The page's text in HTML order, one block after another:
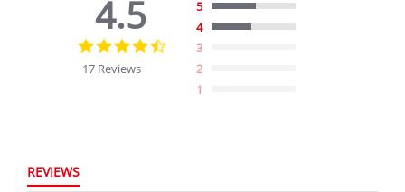
4.5
rating
17 Reviews
5
4
3
2
1
REVIEWS